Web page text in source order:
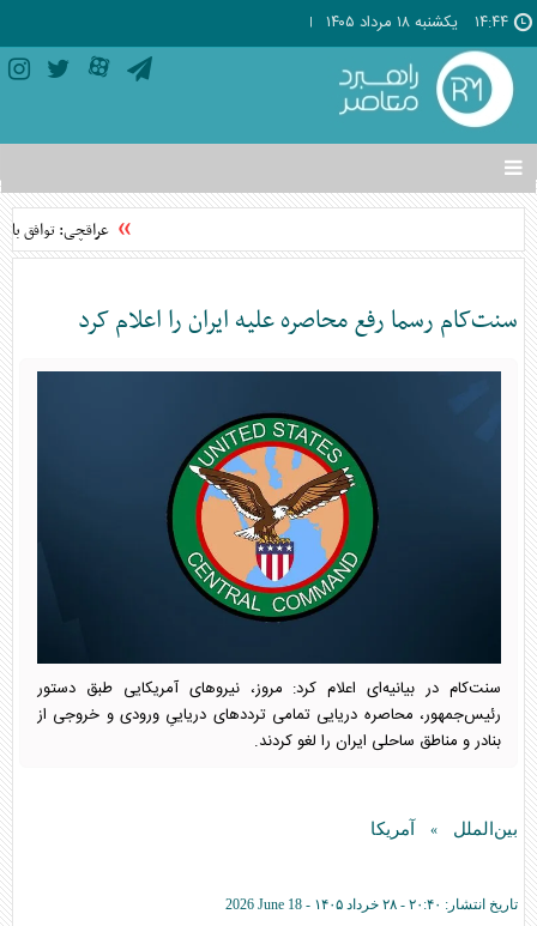
۱۴:۴۴ يکشنبه ۱۸ مرداد ۱۴۰۵
تغییر
وضعیت
منوی
ها
عراقچی: توافق با عمان نزدیک
سنت‌کام رسما رفع محاصره علیه ایران را اعلام کرد
سنت‌کام در بیانیه‌ای اعلام کرد: مروز، نیروهای آمریکایی طبق دستور
رئیس‌جمهور، محاصره دریایی تمامی ترددهای دریاییِ ورودی و خروجی از
بنادر و مناطق ساحلی ایران را لغو کردند.
بین‌الملل » آمریکا
تاریخ انتشار: ۲۰:۴۰ - ۲۸ خرداد ۱۴۰۵ -
2026 June 18